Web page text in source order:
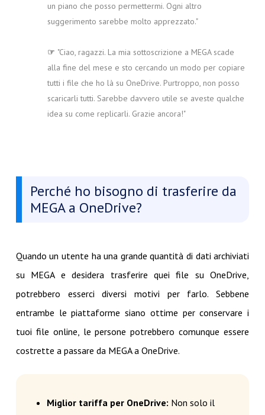
un piano che posso permettermi. Ogni altro
suggerimento sarebbe molto apprezzato."
☞ "Ciao, ragazzi. La mia sottoscrizione a MEGA scade
alla fine del mese e sto cercando un modo per copiare
tutti i file che ho là su OneDrive. Purtroppo, non posso
scaricarli tutti. Sarebbe davvero utile se aveste qualche
idea su come replicarli. Grazie ancora!"
Perché ho bisogno di trasferire da
MEGA a OneDrive?
Quando un utente ha una grande quantità di dati archiviati
su MEGA e desidera trasferire quei file su OneDrive,
potrebbero esserci diversi motivi per farlo. Sebbene
entrambe le piattaforme siano ottime per conservare i
tuoi file online, le persone potrebbero comunque essere
costrette a passare da MEGA a OneDrive.
Miglior tariffa per OneDrive: Non solo il